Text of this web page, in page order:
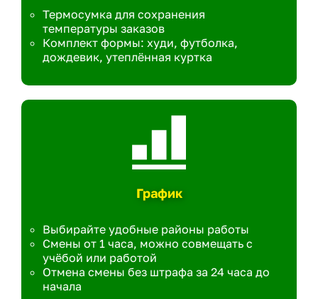
Термосумка для сохранения
температуры заказов
Комплект формы: худи, футболка,
дождевик, утеплённая куртка
График
Выбирайте удобные районы работы
Смены от 1 часа, можно совмещать с
учёбой или работой
Отмена смены без штрафа за 24 часа до
начала